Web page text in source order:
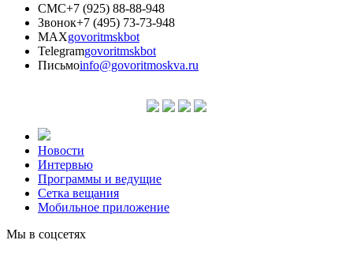
СМС+7 (925) 88-88-948
Звонок+7 (495) 73-73-948
MAXgovoritmskbot
Telegramgovoritmskbot
Письмоinfo@govoritmoskva.ru
Новости
Интервью
Программы и ведущие
Сетка вещания
Мобильное приложение
Мы в соцсетях